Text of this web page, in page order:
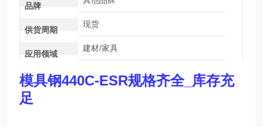
品牌
供货周期
现货
应用领域
建材/家具
模具钢440C-ESR规格齐全_库存充
足